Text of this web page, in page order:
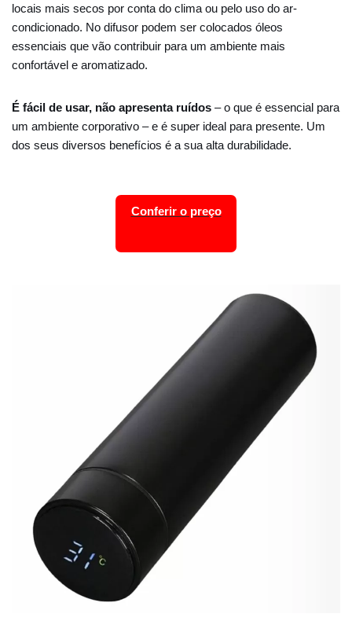
locais mais secos por conta do clima ou pelo uso do ar-
condicionado. No difusor podem ser colocados óleos
essenciais que vão contribuir para um ambiente mais
confortável e aromatizado.
É fácil de usar, não apresenta ruídos – o que é essencial para
um ambiente corporativo – e é super ideal para presente. Um
dos seus diversos benefícios é a sua alta durabilidade.
Conferir o preço